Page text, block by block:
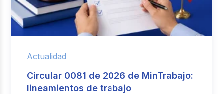
Actualidad
Circular 0081 de 2026 de MinTrabajo:
lineamientos de trabajo